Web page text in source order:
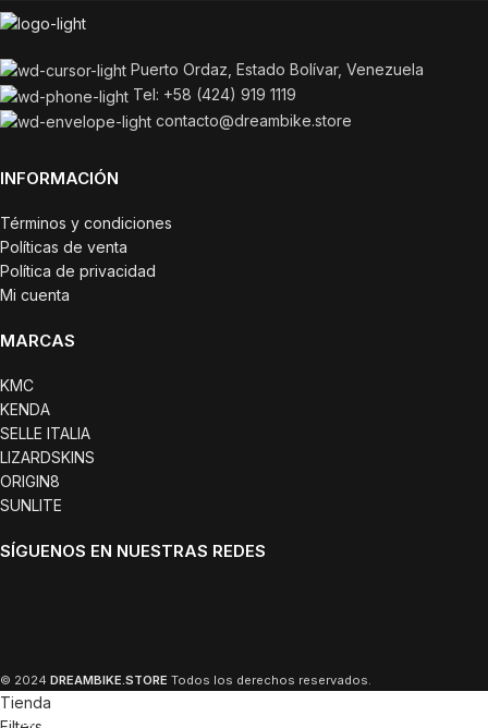
Puerto Ordaz, Estado Bolívar, Venezuela
Tel: +58 (424) 919 1119
contacto@dreambike.store
INFORMACIÓN
Términos y condiciones
Políticas de venta
Política de privacidad
Mi cuenta
MARCAS
KMC
KENDA
SELLE ITALIA
LIZARDSKINS
ORIGIN8
SUNLITE
SÍGUENOS EN NUESTRAS REDES
© 2024 DREAMBIKE.STORE Todos los derechos reservados.
Tienda